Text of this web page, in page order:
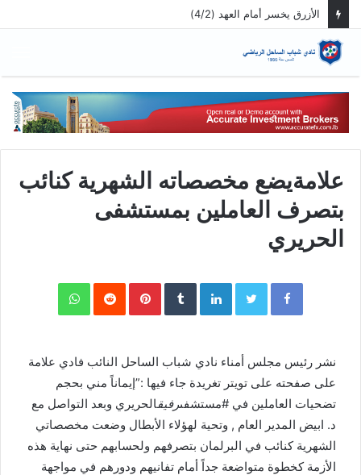
الأزرق يخسر أمام العهد (4/2)
علامةيضع مخصصاته الشهرية كنائب
بتصرف العاملين بمستشفى
الحريري
Facebook
Twitter
LinkedIn
Pinterest
WhatsApp
نشر رئيس مجلس أمناء نادي شباب الساحل النائب فادي علامة
على صفحته على تويتر تغريدة جاء فيها :”‏إيماناً مني بحجم
تضحيات العاملين في ‎#مستشفى
رفيقالحريري وبعد التواصل مع
د. ابيض المدير العام , وتحية لهؤلاء الأبطال وضعت مخصصاتي
الشهرية كنائب في البرلمان بتصرفهم ولحسابهم حتى نهاية هذه
الأزمة كخطوة متواضعة جداً أمام تفانيهم ودورهم في مواجهة